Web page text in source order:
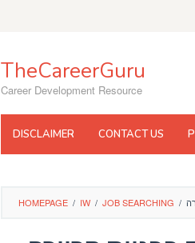
TheCareerGuru
Career Development Resource
DISCLAIMER CONTACT US
HOMEPAGE / IW / JOB SEARCHING /